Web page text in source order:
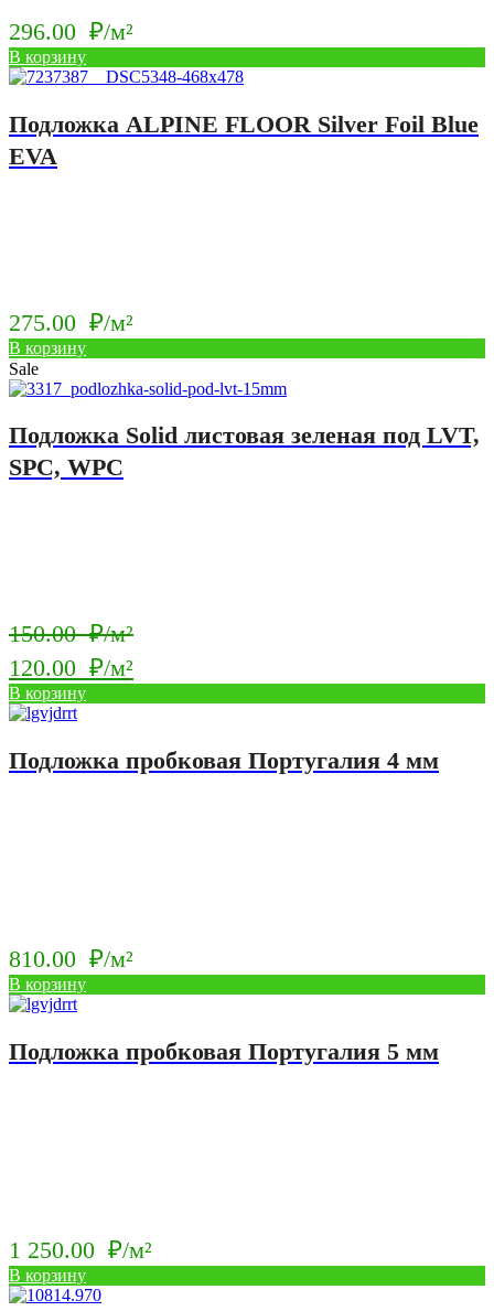
296.00 ₽/м²
В корзину
Подложка ALPINE FLOOR Silver Foil Blue
EVA
275.00 ₽/м²
В корзину
Sale
Подложка Solid листовая зеленая под LVT,
SPC, WPC
150.00₽/м²Первоначальная
составляла
м².
120.00 ₽/м²
Текущая
цена:
120.00
В корзину
Подложка пробковая Португалия 4 мм
810.00 ₽/м²
В корзину
Подложка пробковая Португалия 5 мм
1 250.00 ₽/м²
В корзину